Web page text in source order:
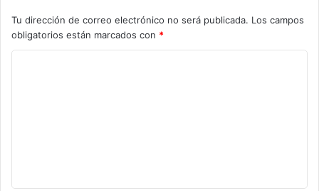
Tu dirección de correo electrónico no será publicada. Los campos
obligatorios están marcados con *